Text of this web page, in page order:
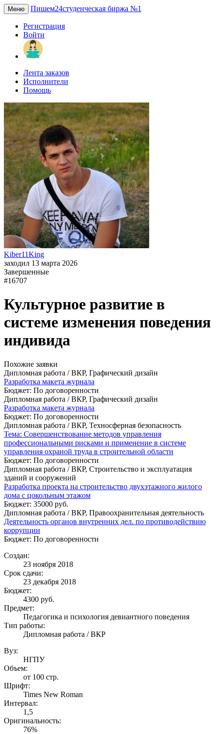
Меню Пишем24студенческая биржа №1
Регистрация
Войти
Лента заказов
Исполнители
Помощь
Kiber11King
заходил 13 марта 2026
Завершенные
#16707
Культурное развитие в
системе изменения поведения
индивида
Похожие заявки
Дипломная работа / ВКР, Графический дизайн
Разработка макета журнала
Бюджет: По договоренности
Дипломная работа / ВКР, Графический дизайн
Разработка макета журнала
Бюджет: По договоренности
Дипломная работа / ВКР, Техносферная безопасность
Тема: Совершенствование методов управления
профессиональными рисками и применение в системе
управления охраной труда в строительной области
Бюджет: По договоренности
Дипломная работа / ВКР, Строительство и эксплуатация
зданий и сооружений
Разработка проекта на строительство двухэтажного жилого
дома с цокольным этажом
Бюджет: 35000 руб.
Дипломная работа / ВКР, Правоохранительная деятельность
Деятельность органов внутренних дел. по противодействию
коррупции
Бюджет: По договоренности
Создан:
23 ноября 2018
Срок сдачи:
23 декабря 2018
Бюджет:
4300 руб.
Предмет:
Педагогика и психология девиантного поведения
Тип работы:
Дипломная работа / ВКР
Вуз:
НГПУ
Объем:
от 100 стр.
Шрифт:
Times New Roman
Интервал:
1,5
Оригинальность:
76%